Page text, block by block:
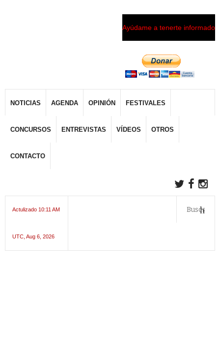
Ayúdame a tenerte informado
NOTICIAS AGENDA OPINIÓN FESTIVALES
CONCURSOS ENTREVISTAS VÍDEOS OTROS
CONTACTO
Actulizado 10:11 AM
UTC, Aug 6, 2026